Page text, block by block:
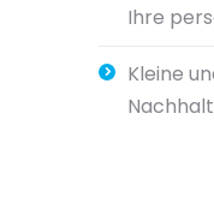
Ihre
Kleine